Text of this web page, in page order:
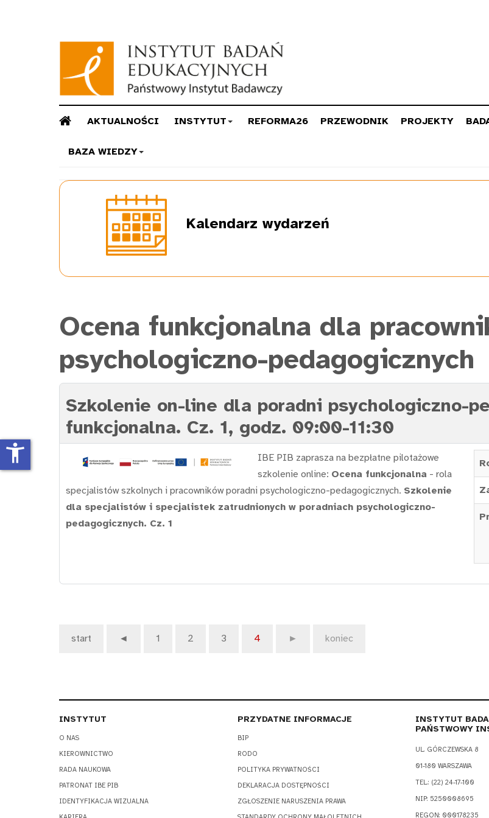
AKTUALNOŚCI INSTYTUT REFORMA26 PRZEWODNIK PROJEKTY
BAZA WIEDZY
Kalendarz wydarzeń
Ocena funkcjonalna dla
psychologiczno-pedagogicznych
Szkolenie on-line dla poradni psychologiczno-
funkcjonalna. Cz. 1, godz. 09:00-11:30
IBE PIB zaprasza na bezpłatne pilotażowe
szkolenie online: Ocena funkcjonalna - rola
specjalistów szkolnych i pracowników poradni psychologiczno-pedagogicznych. Szkolenie
dla specjalistów i specjalistek zatrudnionych w poradniach psychologiczno-
pedagogicznych. Cz. 1
start ◄ 1 2 3 4 ► koniec
INSTYTUT
O NAS
KIEROWNICTWO
RADA NAUKOWA
PATRONAT IBE PIB
IDENTYFIKACJA WIZUALNA
PRZYDATNE INFORMACJE
BIP
RODO
POLITYKA PRYWATNOŚCI
DEKLARACJA DOSTĘPNOŚCI
ZGŁOSZENIE NARUSZENIA PRAWA
INSTYTUT
PAŃSTWOWY
UL. GÓRCZEWSKA 8
01-180 WARSZAWA
TEL.: (22) 24-17-100
NIP: 5250008695
REGON: 000178235
accessibility_new